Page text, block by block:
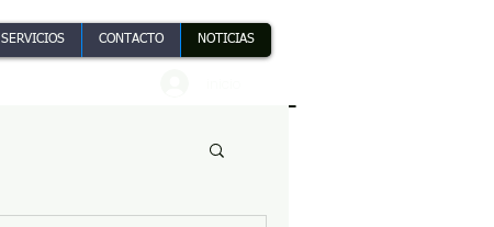
SERVICIOS CONTACTO NOTICIAS